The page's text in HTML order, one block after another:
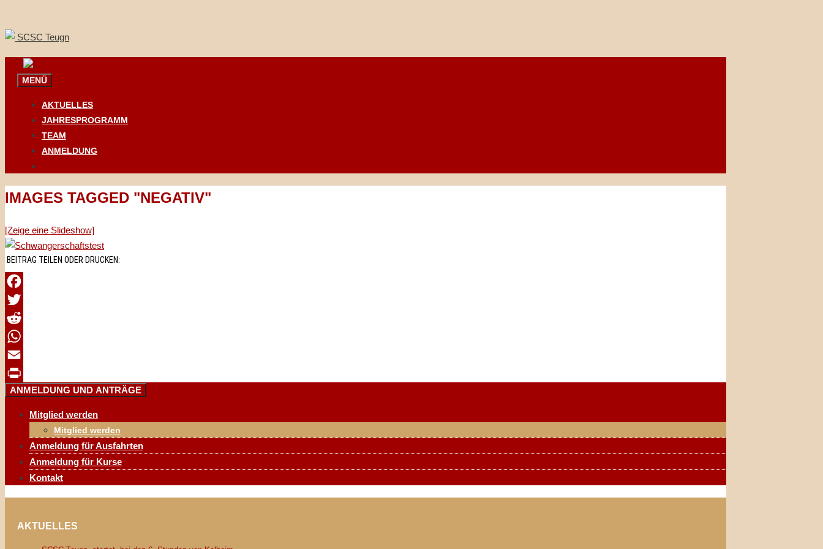
zum
Inhalt
MENÜ
AKTUELLES
JAHRESPROGRAMM
TEAM
ANMELDUNG
IMAGES TAGGED "NEGATIV"
[Zeige eine Slideshow]
BEITRAG TEILEN ODER DRUCKEN:
Facebook
Twitter
Reddit
WhatsApp
Email
Print
ANMELDUNG UND ANTRÄGE
Mitglied werden
Mitglied werden
Anmeldung für Ausfahrten
Anmeldung für Kurse
Kontakt
AKTUELLES